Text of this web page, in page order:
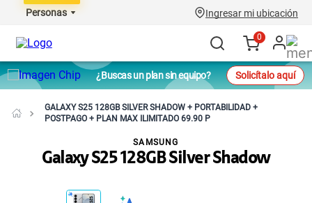
Personas Ingresar mi ubicación
0
¿Buscas un plan sin equipo? Solicítalo aquí
GALAXY S25 128GB SILVER SHADOW + PORTABILIDAD +
POSTPAGO + PLAN MAX ILIMITADO 69.90 P
Galaxy S25 128GB Silver Shadow
SAMSUNG